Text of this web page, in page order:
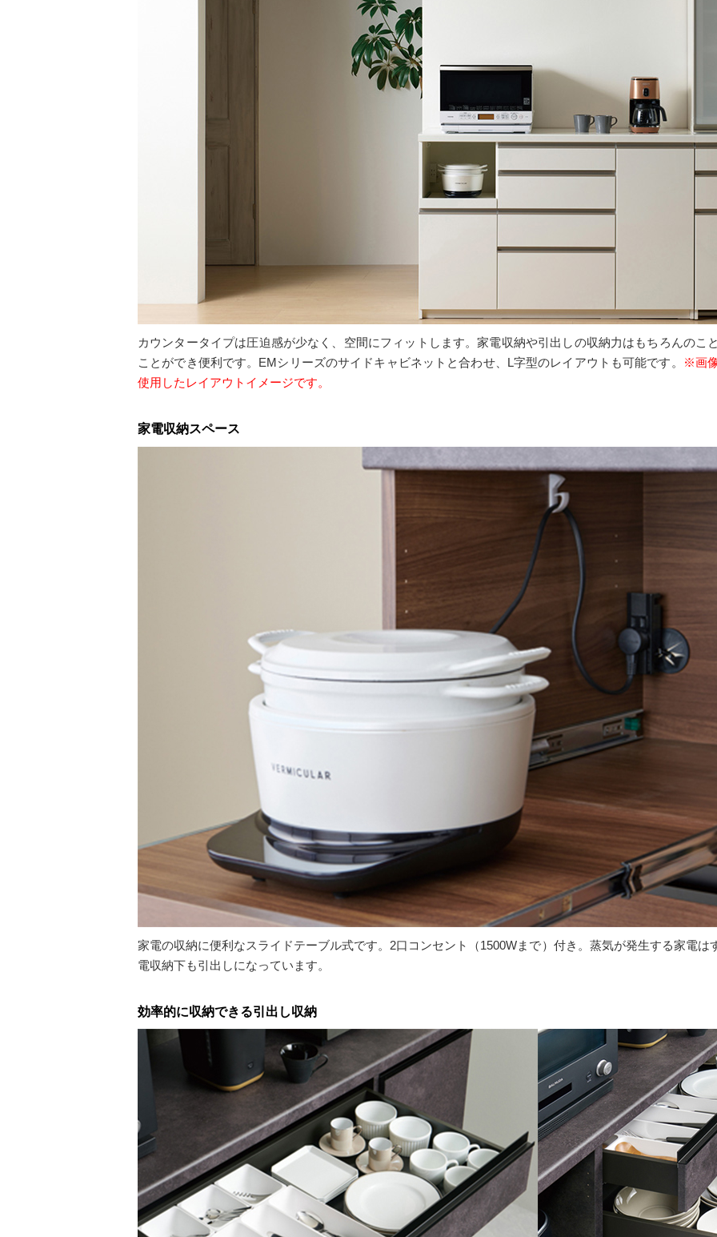
カウンタータイプは圧迫感が少なく、空間にフィットします。家電収納や引出しの収納力はもちろんのこ
ことができ便利です。EMシリーズのサイドキャビネットと合わせ、L字型のレイアウトも可能です。
※画
使用したレイアウトイメージです。
家電収納スペース
家電の収納に便利なスライドテーブル式です。2口コンセント（1500Wまで）付き。蒸気が発生する家電
電収納下も引出しになっています。
効率的に収納できる引出し収納